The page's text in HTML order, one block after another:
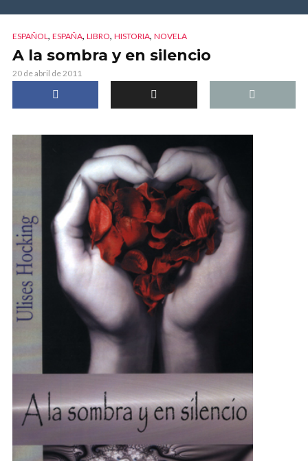
ESPAÑOL, ESPAÑA, LIBRO, HISTORIA, NOVELA
A la sombra y en silencio
20 de abril de 2011